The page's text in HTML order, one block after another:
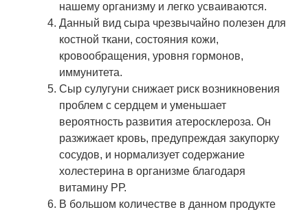
нашему организму и легко усваиваются.
Данный вид сыра чрезвычайно полезен для
костной ткани, состояния кожи,
кровообращения, уровня гормонов,
иммунитета.
Сыр сулугуни снижает риск возникновения
проблем с сердцем и уменьшает
вероятность развития атеросклероза. Он
разжижает кровь, предупреждая закупорку
сосудов, и нормализует содержание
холестерина в организме благодаря
витамину РР.
В большом количестве в данном продукте